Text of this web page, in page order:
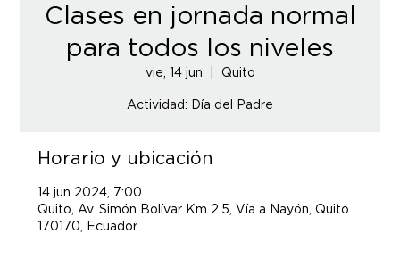
Clases en jornada normal
para todos los niveles
vie, 14 jun Quito
Actividad: Día del Padre
Horario y ubicación
14 jun 2024, 7:00
Quito, Av. Simón Bolívar Km 2.5, Vía a Nayón, Quito
170170, Ecuador